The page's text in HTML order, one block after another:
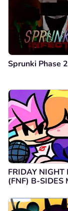
Sprunki Phase 2
FRIDAY NIGHT
(FNF) B-